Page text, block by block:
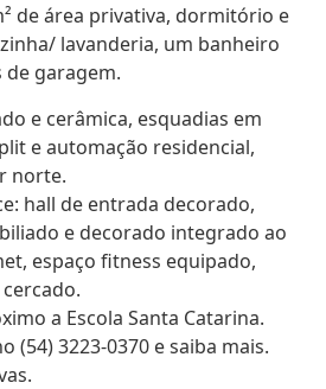
de área privativa, dormitório e
lavanderia, um banheiro
de garagem.
e cerâmica, esquadias em
e automação residencial,
norte.
hall de entrada decorado,
e decorado integrado ao
espaço fitness equipado,
a Escola Santa Catarina.
(54) 3223-0370 e saiba mais.